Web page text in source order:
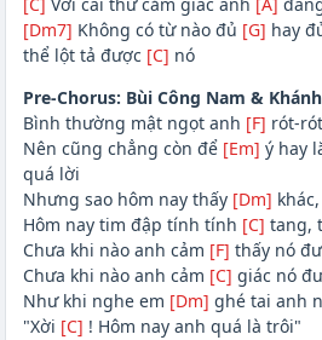
[C] Với cái thứ cảm giác anh [A]
[Dm7] Không có từ nào đủ [G] hay
thể lột tả được [C] nó
Pre-Chorus: Bùi Công Nam &
Bình thường mật ngọt anh [F] rót-
Nên cũng chẳng còn để [Em] ý hay
quá lời
Nhưng sao hôm nay thấy [Dm]
Hôm nay tim đập tính tính [C] tang,
Chưa khi nào anh cảm [F] thấy nó
Chưa khi nào anh cảm [C] giác nó
Như khi nghe em [Dm] ghé tai anh
"Xời [C] ! Hôm nay anh quá là trôi"